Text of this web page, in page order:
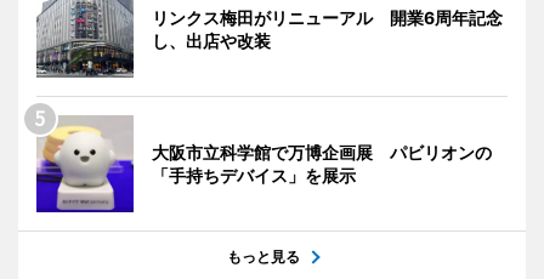
リンクス梅田がリニューアル 開業6周年記念
し、出店や改装
大阪市立科学館で万博企画展 パビリオンの
「手持ちデバイス」を展示
もっと見る